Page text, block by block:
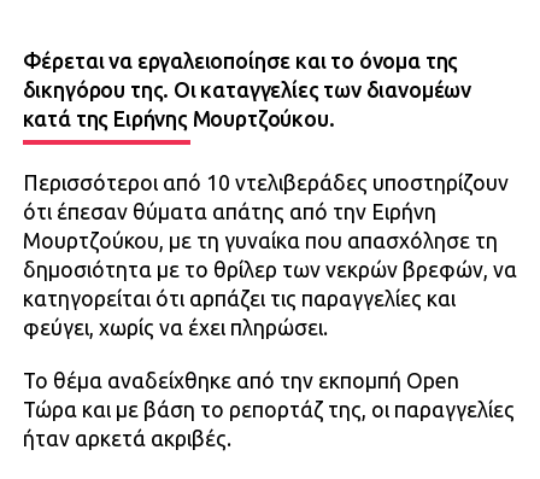
Φέρεται να εργαλειοποίησε και το όνομα της
δικηγόρου της. Οι καταγγελίες των διανομέων
κατά της Ειρήνης Μουρτζούκου.
Περισσότεροι από 10 ντελιβεράδες υποστηρίζουν
ότι έπεσαν θύματα απάτης από την Ειρήνη
Μουρτζούκου, με τη γυναίκα που απασχόλησε τη
δημοσιότητα με το θρίλερ των νεκρών βρεφών, να
κατηγορείται ότι αρπάζει τις παραγγελίες και
φεύγει, χωρίς να έχει πληρώσει.
Το θέμα αναδείχθηκε από την εκπομπή Open
Τώρα και με βάση το ρεπορτάζ της, οι παραγγελίες
ήταν αρκετά ακριβές.